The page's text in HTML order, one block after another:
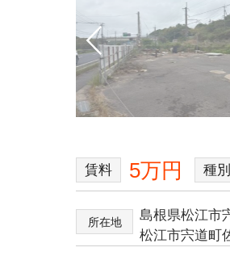
賃料 5万円 種別
所在地
島根県松江
松江市宍道